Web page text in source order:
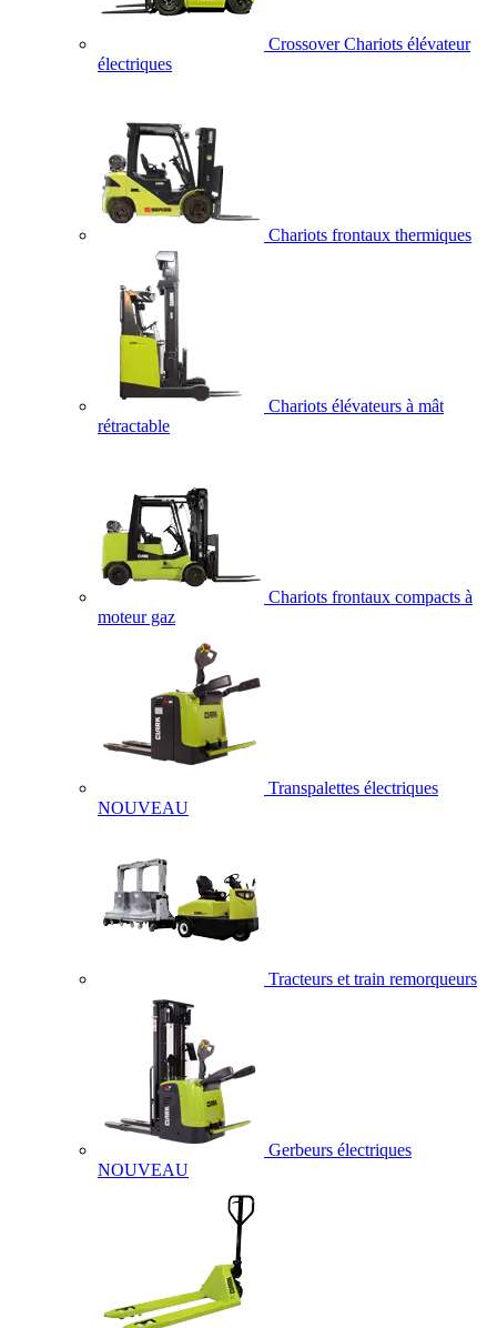
Crossover Chariots élévateur
électriques
Chariots frontaux thermiques
Chariots élévateurs à mât
rétractable
Chariots frontaux compacts à
moteur gaz
Transpalettes électriques
NOUVEAU
Tracteurs et train remorqueurs
Gerbeurs électriques
NOUVEAU